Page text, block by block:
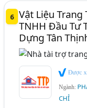
6 Vật Liệu Trang
TNHH Đầu Tư
Dựng Tân
Được
Ngành:
CHỈ